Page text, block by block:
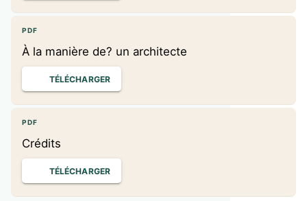
PDF
À la manière de? un architecte
TÉLÉCHARGER
PDF
Crédits
TÉLÉCHARGER